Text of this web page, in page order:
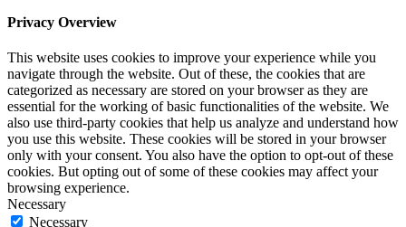
Privacy Overview
This website uses cookies to improve your experience while you
navigate through the website. Out of these, the cookies that are
categorized as necessary are stored on your browser as they are
essential for the working of basic functionalities of the website. We
also use third-party cookies that help us analyze and understand how
you use this website. These cookies will be stored in your browser
only with your consent. You also have the option to opt-out of these
cookies. But opting out of some of these cookies may affect your
browsing experience.
Necessary
Necessary